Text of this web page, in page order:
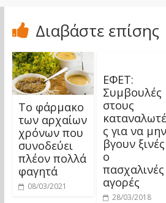
Διαβάστε επίσης
Το φάρμακο
των αρχαίων
χρόνων που
συνοδεύει
πλέον πολλά
φαγητά
08/03/2021
ΕΦΕΤ:
Συμβουλές
στους
καταναλωτέ
ς για να μην
βγουν ξινές
ο
πασχαλινές
αγορές
28/03/2018